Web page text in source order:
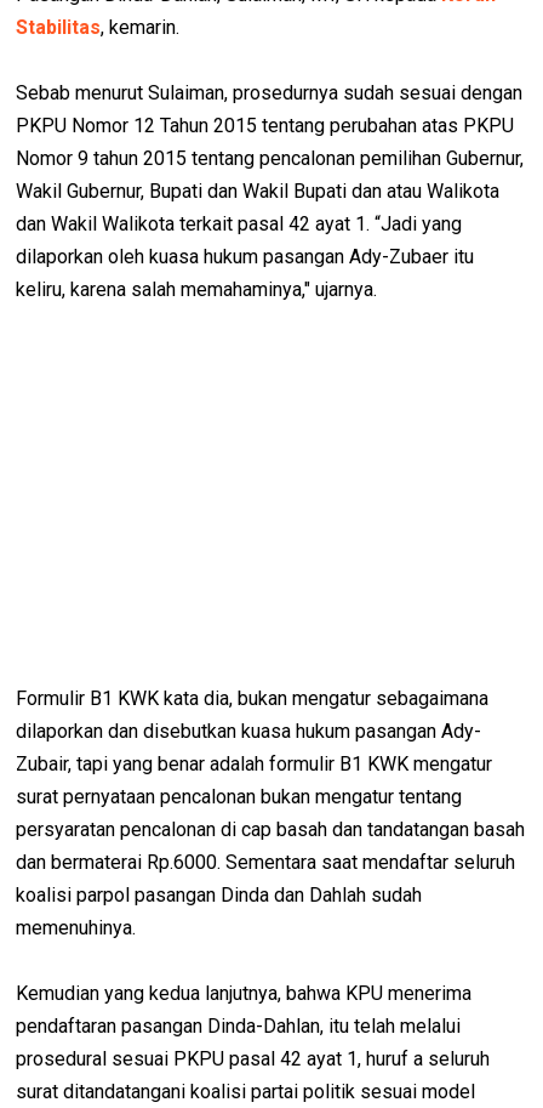
Stabilitas, kemarin.
Sebab menurut Sulaiman, prosedurnya sudah sesuai dengan
PKPU Nomor 12 Tahun 2015 tentang perubahan atas PKPU
Nomor 9 tahun 2015 tentang pencalonan pemilihan Gubernur,
Wakil Gubernur, Bupati dan Wakil Bupati dan atau Walikota
dan Wakil Walikota terkait pasal 42 ayat 1. “Jadi yang
dilaporkan oleh kuasa hukum pasangan Ady-Zubaer itu
keliru, karena salah memahaminya," ujarnya.
Formulir B1 KWK kata dia, bukan mengatur sebagaimana
dilaporkan dan disebutkan kuasa hukum pasangan Ady-
Zubair, tapi yang benar adalah formulir B1 KWK mengatur
surat pernyataan pencalonan bukan mengatur tentang
persyaratan pencalonan di cap basah dan tandatangan basah
dan bermaterai Rp.6000. Sementara saat mendaftar seluruh
koalisi parpol pasangan Dinda dan Dahlah sudah
memenuhinya.
Kemudian yang kedua lanjutnya, bahwa KPU menerima
pendaftaran pasangan Dinda-Dahlan, itu telah melalui
prosedural sesuai PKPU pasal 42 ayat 1, huruf a seluruh
surat ditandatangani koalisi partai politik sesuai model